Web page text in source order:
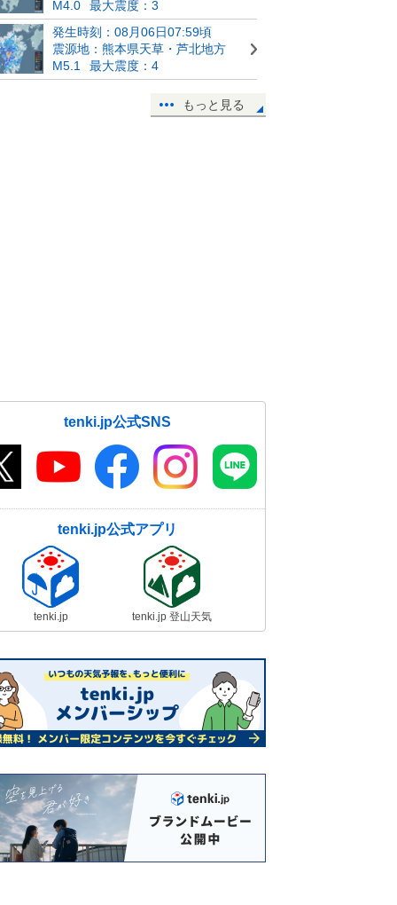
M4.0
最大震度：3
発生時刻：08月06日07:59頃
震源地：熊本県天草・芦北地方
M5.1
最大震度：4
もっと見る
tenki.jp公式SNS
tenki.jp公式アプリ
tenki.jp tenki.jp 登山天気